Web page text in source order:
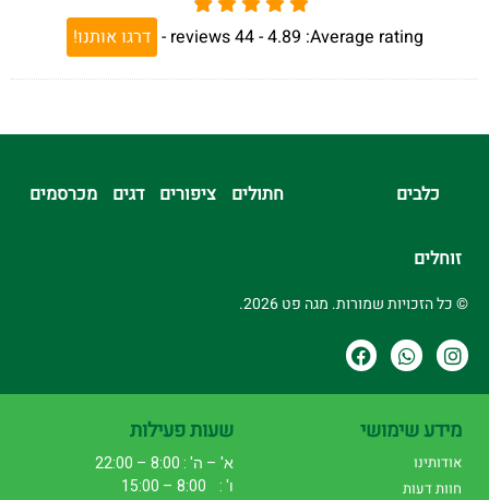
Average rating:
4.89 -
44
reviews
- דרגו אותנו!
כלבים חתולים ציפורים דגים מכרסמים
זוחלים
© כל הזכויות שמורות. מגה פט 2026.
מידע שימושי
אודותינו
חוות דעות
שעות פעילות
א' – ה' : 8:00 – 22:00
ו' : 8:00 – 15:00